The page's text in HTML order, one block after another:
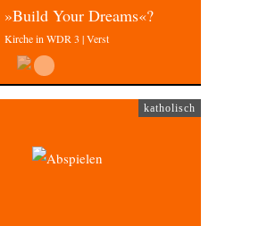
»Build Your Dreams«?
Kirche in WDR 3 | Verst
katholisch